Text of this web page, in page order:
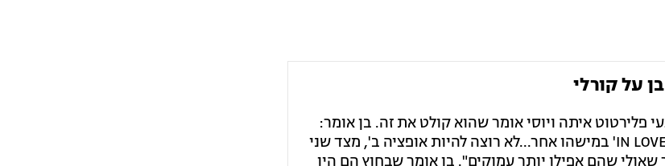
על קורלי
פלירטוט איתה ויוסי אומר שהוא קולט את זה. בן אומר:
"אבל מצד שני, אני ראיתי אותה לפני שניה פה 'IN LOVE' במישהו אחר...לא רוצה להיות אופציה ב', מצד שני
שהם אפילו יותר עמוקים". בן אומר שבחוץ הם היו